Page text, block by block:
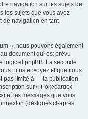
navigation sur les sujets de
les sujets que vous avez
de navigation en tant
», nous pouvons également
document qui est prévu
logiciel phpBB. La seconde
nous envoyez et que nous
pas limité à — la publication
sur « Pokécardex -
et les messages que vous
(désignés ci-après